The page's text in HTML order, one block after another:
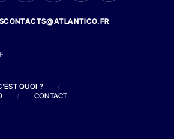
QUOI ?
/
/ CONTACT